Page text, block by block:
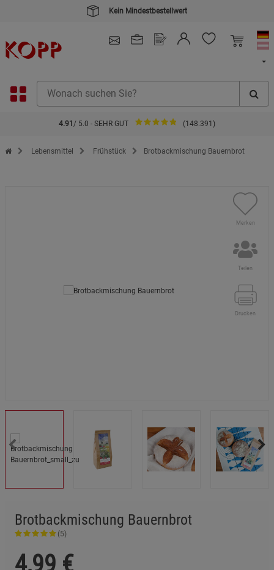
Kein Mindestbestellwert
4.91 / 5.0 - SEHR GUT (148.391)
Zur Startseite des Kopp Verlag Online-Shop
Lebensmittel Frühstück Brotbackmischung Bauernbrot
Merken
Teilen
Drucken
Brotbackmischung Bauernbrot
(5)
4,99 €